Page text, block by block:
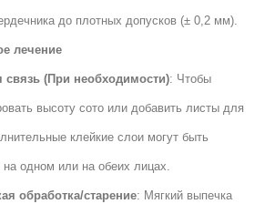
до плотных допусков (± 0,2 мм).
лечение
связь (При необходимости): Чтобы
высоту сото или добавить листы для
клейкие слои могут быть
одном или на обеих лицах.
обработка/старение: Мягкий выпечка